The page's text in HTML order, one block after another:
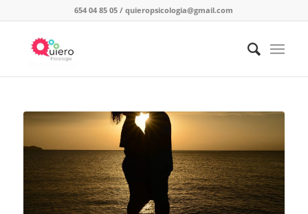
654 04 85 05 /quieropsicologia@gmail.com